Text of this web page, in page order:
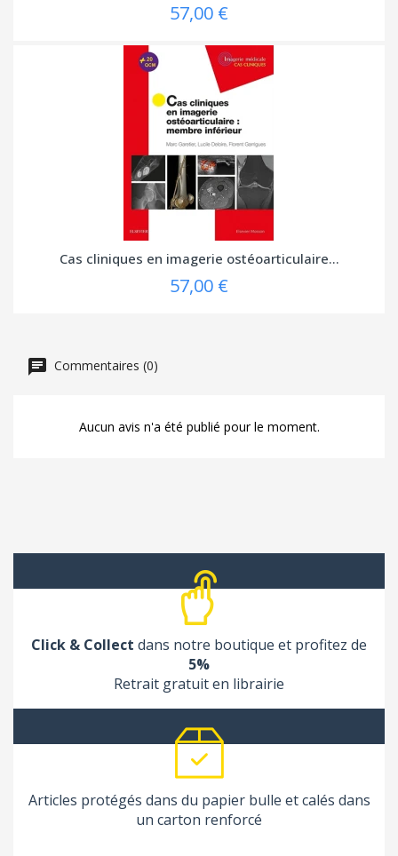
57,00 €
Cas cliniques en imagerie ostéoarticulaire...
57,00 €
Commentaires (0)
Aucun avis n'a été publié pour le moment.
Click & Collect dans notre boutique et profitez de
5%
Retrait gratuit en librairie
Articles protégés dans du papier bulle et calés dans
un carton renforcé